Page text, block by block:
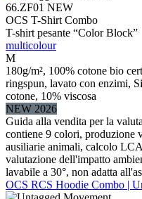
66.ZF01 NEW
OCS T-Shirt Combo
T-shirt pesante “Color Block”
multicolour
M
180g/m², 100% cotone bio
ringspun, lavato con enzimi,
cotone, 10% viscosa
NEW 2026
Guida alla vendita per la
contiene 9 colori, produzione
ausiliarie animali, calcolo
valutazione dell'impatto
lavabile a 30°, non adatta
OCS RCS Hoodie Combo |